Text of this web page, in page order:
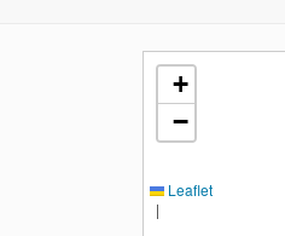
+
−
Leaflet
|